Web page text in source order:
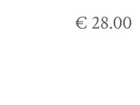
€ 28.00